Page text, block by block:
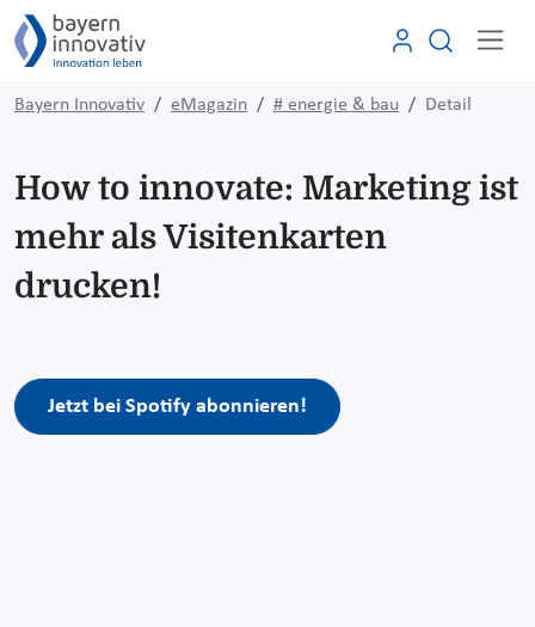
Bayern Innovativ eMagazin # energie & bau Detail
How to innovate: Marketing ist
mehr als Visitenkarten
drucken!
Jetzt bei Spotify abonnieren!